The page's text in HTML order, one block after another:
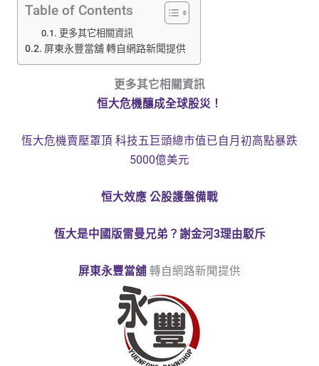
Table of Contents
更多其它相關資訊
屏東永豐當舖 轉自網路新聞提供
更多其它相關資訊
恒大危機釀成全球股災！
恆大危機賣壓罩頂 科技五巨頭總市值已自月初高點暴跌
5000億美元
恒大效應 公股護盤備戰
恆大是中國版雷曼兄弟？謝金河3理由駁斥
屏東永豐當舖 轉自網路新聞提供